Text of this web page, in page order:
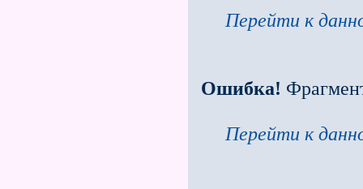
Перейти к
Ошибка!
Перейти к